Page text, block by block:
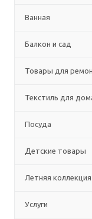
Ванная
Балкон и сад
Товары для
Текстиль для
Посуда
Детские товары
Летняя коллекция
Услуги